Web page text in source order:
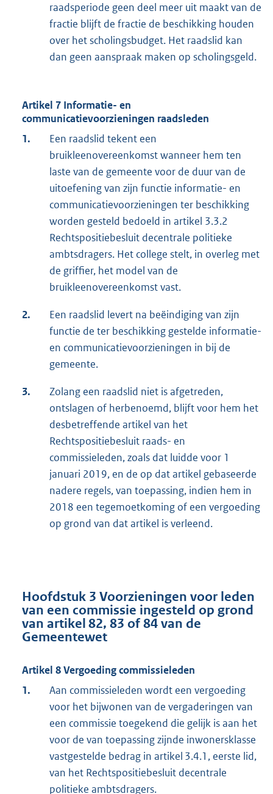
raadsperiode geen deel meer uit maakt van de
fractie blijft de fractie de beschikking houden
over het scholingsbudget. Het raadslid kan
dan geen aanspraak maken op scholingsgeld.
Artikel 7 Informatie- en
communicatievoorzieningen raadsleden
1.
Een raadslid tekent een
bruikleenovereenkomst wanneer hem ten
laste van de gemeente voor de duur van de
uitoefening van zijn functie informatie- en
communicatievoorzieningen ter beschikking
worden gesteld bedoeld in artikel 3.3.2
Rechtspositiebesluit decentrale politieke
ambtsdragers. Het college stelt, in overleg met
de griffier, het model van de
bruikleenovereenkomst vast.
2.
Een raadslid levert na beëindiging van zijn
functie de ter beschikking gestelde informatie-
en communicatievoorzieningen in bij de
gemeente.
3.
Zolang een raadslid niet is afgetreden,
ontslagen of herbenoemd, blijft voor hem het
desbetreffende artikel van het
Rechtspositiebesluit raads- en
commissieleden, zoals dat luidde voor 1
januari 2019, en de op dat artikel gebaseerde
nadere regels, van toepassing, indien hem in
2018 een tegemoetkoming of een vergoeding
op grond van dat artikel is verleend.
Hoofdstuk 3 Voorzieningen voor leden
van een commissie ingesteld op grond
van artikel 82, 83 of 84 van de
Gemeentewet
Artikel 8 Vergoeding commissieleden
1.
Aan commissieleden wordt een vergoeding
voor het bijwonen van de vergaderingen van
een commissie toegekend die gelijk is aan het
voor de van toepassing zijnde inwonersklasse
vastgestelde bedrag in artikel 3.4.1, eerste lid,
van het Rechtspositiebesluit decentrale
politieke ambtsdragers.